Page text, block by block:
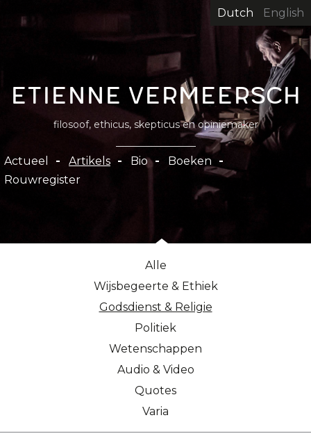
inhoud
gaan
Dutch English
Etienne Vermeersch
filosoof, ethicus, skepticus en opiniemaker
Hoofdnavigatie
Actueel Artikels Bio
Boeken
Rouwregister
Alle
Wijsbegeerte & Ethiek
Godsdienst & Religie
Politiek
Wetenschappen
Audio & Video
Quotes
Varia